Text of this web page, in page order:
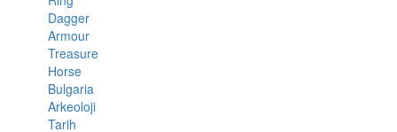
Dagger
Armour
Treasure
Horse
Bulgaria
Arkeoloji
Tarih